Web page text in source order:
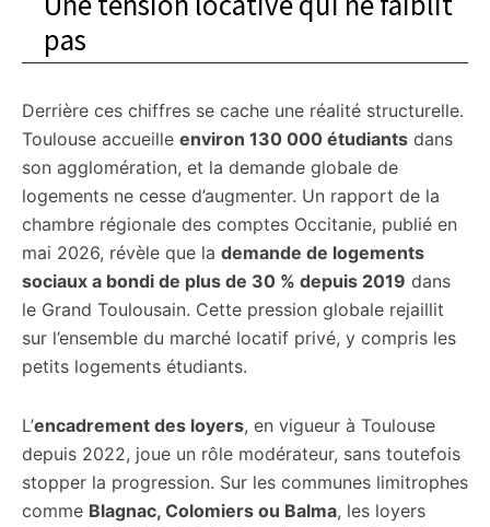
pas
Derrière ces chiffres se cache une réalité structurelle.
Toulouse accueille environ 130 000 étudiants dans
son agglomération, et la demande globale de
logements ne cesse d’augmenter. Un rapport de la
chambre régionale des comptes Occitanie, publié en
mai 2026, révèle que la demande de logements
sociaux a bondi de plus de 30 % depuis 2019 dans
le Grand Toulousain. Cette pression globale rejaillit
sur l’ensemble du marché locatif privé, y compris les
petits logements étudiants.
L’encadrement des loyers, en vigueur à Toulouse
depuis 2022, joue un rôle modérateur, sans toutefois
stopper la progression. Sur les communes limitrophes
comme Blagnac, Colomiers ou Balma, les loyers